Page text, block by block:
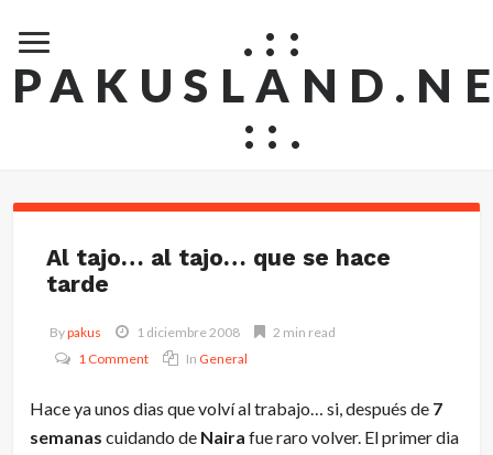
.::
::.
Al tajo… al tajo… que se hace
tarde
Bypakus 1 diciembre 2008
2 min read
1 Comment
In General
Hace ya unos dias que volví al trabajo… si, después de 7
semanas cuidando de Naira fue raro volver. El primer dia